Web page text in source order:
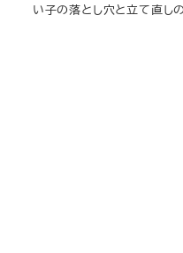
い子の落とし穴と立て直